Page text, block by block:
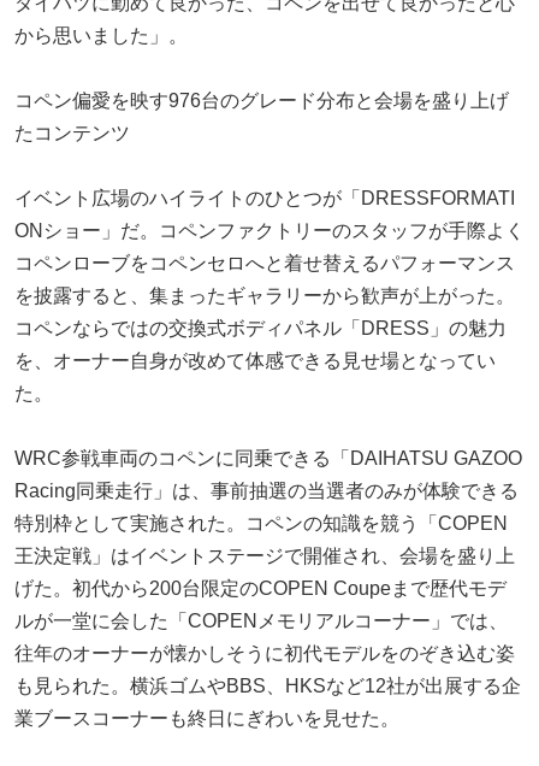
から思いました」。
コペン偏愛を映す976台のグレード分布と会場を盛り上げ
たコンテンツ
イベント広場のハイライトのひとつが「DRESSFORMATI
ONショー」だ。コペンファクトリーのスタッフが手際よく
コペンローブをコペンセロへと着せ替えるパフォーマンス
を披露すると、集まったギャラリーから歓声が上がった。
コペンならではの交換式ボディパネル「DRESS」の魅力
を、オーナー自身が改めて体感できる見せ場となってい
た。
WRC参戦車両のコペンに同乗できる「DAIHATSU GAZOO
Racing同乗走行」は、事前抽選の当選者のみが体験できる
特別枠として実施された。コペンの知識を競う「COPEN
王決定戦」はイベントステージで開催され、会場を盛り上
げた。初代から200台限定のCOPEN Coupeまで歴代モデ
ルが一堂に会した「COPENメモリアルコーナー」では、
往年のオーナーが懐かしそうに初代モデルをのぞき込む姿
も見られた。横浜ゴムやBBS、HKSなど12社が出展する企
業ブースコーナーも終日にぎわいを見せた。